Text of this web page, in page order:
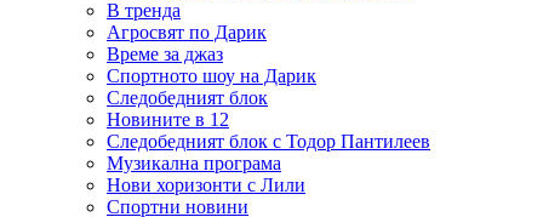
В тренда
Агросвят по Дарик
Време за джаз
Спортното шоу на Дарик
Следобедният блок
Новините в 12
Следобедният блок с Тодор Пантилеев
Музикална програма
Нови хоризонти с Лили
Спортни новини